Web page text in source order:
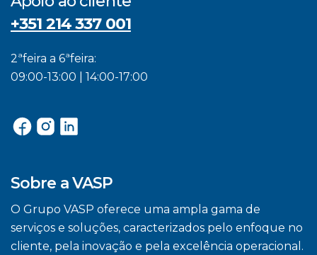
+351 214 337 001
2ªfeira a 6ªfeira:
09:00-13:00 | 14:00-17:00
Sobre a VASP
O Grupo VASP oferece uma ampla gama de
serviços e soluções, caracterizados pelo enfoque no
cliente, pela inovação e pela excelência operacional.